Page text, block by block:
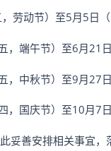
劳动节）至5月5日
，端午节）至6月21
，中秋节）至9月27
，国庆节）至10月7
妥善安排相关事宜